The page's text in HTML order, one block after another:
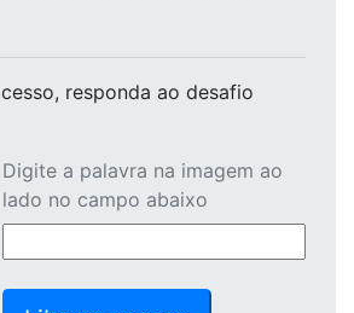
, responda ao desafio
Digite a palavra na imagem ao
lado no campo abaixo